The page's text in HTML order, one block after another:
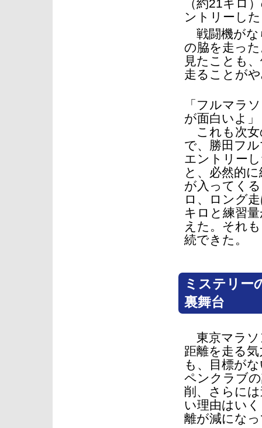
（約21キロ
ントリーし
戦闘機がな
の脇を走っ
見たことも
走ることが
「フルマラ
が面白いよ」
これも次女
で、勝田フ
エントリー
と、必然的
が入ってく
ロ、ロング
キロと練習
えた。それ
続できた。
ミステリー
裏舞台
東京マラソ
距離を走る
も、目標が
ペンクラブ
削、さらに
い理由はい
離が減にな